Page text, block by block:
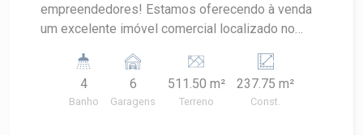
empreendedores! Estamos oferecendo à venda
um excelente imóvel comercial localizado no
para quem busca um espaço amplo e bem
localizado para desenvolver diversos tipos de
negócios. Características do Imóvel: - Tipo:
4
Banho
6
Garagens
511.50 m²
Terreno
237.75 m²
Const.